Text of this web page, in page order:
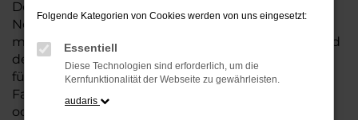
Der Audi A5 ist die perfekte Wahl für alle, die für
Nordenham einen Neuwagen suchen. Mit seiner
modernen Technik, seinem effizienten Antrieb und
dem stilvollen Design ist der A5 die ideale Lösung
für jeden, der ein zuverlässiges und komfortables
Fahrzeug möchte. Egal, ob für den Stadtverkehr
oder längere Fahrten – der A5 bietet Ihnen
Folgende Kategorien von Cookies werden von uns eingesetzt:
Essentiell
Diese Technologien sind erforderlich, um die
Kernfunktionalität der Webseite zu gewährleisten.
audaris